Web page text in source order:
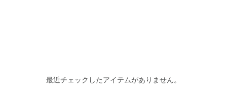
最近チェックしたアイテムがありません。